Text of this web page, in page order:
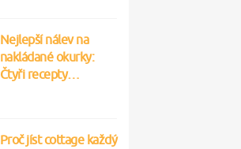
Nejlepší nálev na
nakládané okurky:
Čtyři recepty…
Proč jíst cottage každý